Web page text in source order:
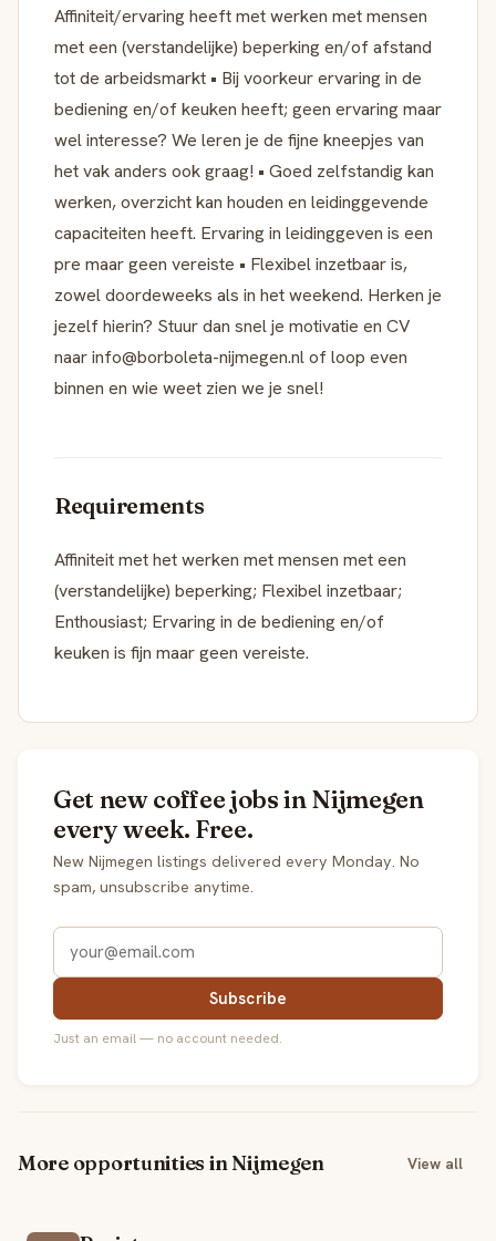
Affiniteit/ervaring heeft met werken met mensen
met een (verstandelijke) beperking en/of afstand
tot de arbeidsmarkt • Bij voorkeur ervaring in de
bediening en/of keuken heeft; geen ervaring maar
wel interesse? We leren je de fijne kneepjes van
het vak anders ook graag! • Goed zelfstandig kan
werken, overzicht kan houden en leidinggevende
capaciteiten heeft. Ervaring in leidinggeven is een
pre maar geen vereiste • Flexibel inzetbaar is,
zowel doordeweeks als in het weekend. Herken je
jezelf hierin? Stuur dan snel je motivatie en CV
naar info@borboleta-nijmegen.nl of loop even
binnen en wie weet zien we je snel!
Requirements
Affiniteit met het werken met mensen met een
(verstandelijke) beperking; Flexibel inzetbaar;
Enthousiast; Ervaring in de bediening en/of
keuken is fijn maar geen vereiste.
Get new coffee jobs in Nijmegen
every week. Free.
New Nijmegen listings delivered every Monday. No
spam, unsubscribe anytime.
Subscribe
Just an email — no account needed.
More opportunities in Nijmegen View all